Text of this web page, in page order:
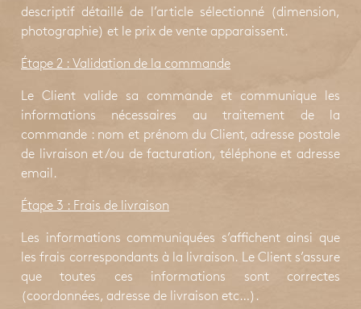
descriptif détaillé de l’article sélectionné (dimension,
photographie) et le prix de vente apparaissent.
Étape 2 : Validation de la commande
Le Client valide sa commande et communique les
informations nécessaires au traitement de la
commande : nom et prénom du Client, adresse postale
de livraison et/ou de facturation, téléphone et adresse
email.
Étape 3 : Frais de livraison
Les informations communiquées s’affichent ainsi que
les frais correspondants à la livraison. Le Client s’assure
que toutes ces informations sont correctes
(coordonnées, adresse de livraison etc…).